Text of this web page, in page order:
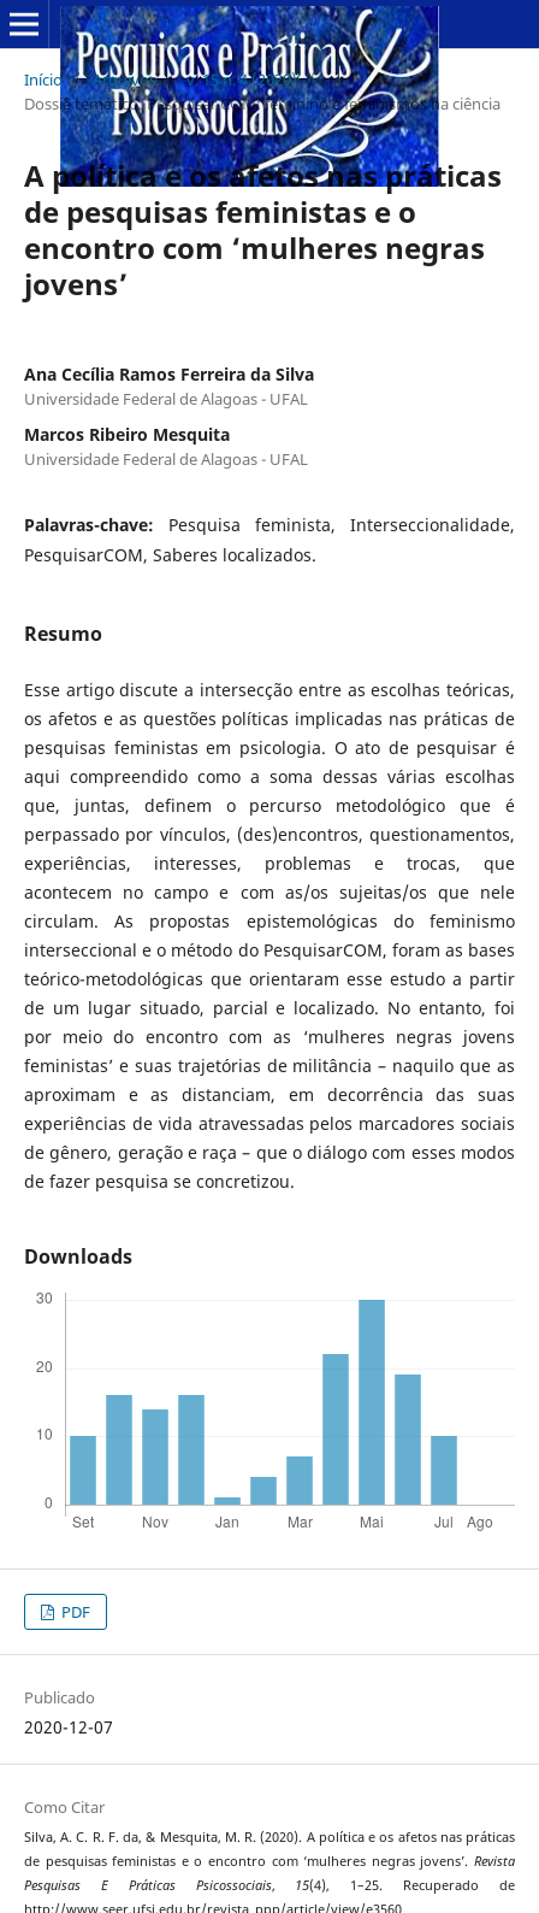
Início / Arquivos / v. 15 n. 4 (2020) /
Dossiê temático: Pesquisar COM: feminino e feminismos na ciência
A política e os afetos nas práticas
de pesquisas feministas e o
encontro com ‘mulheres negras
jovens’
Ana Cecília Ramos Ferreira da Silva
Universidade Federal de Alagoas - UFAL
Marcos Ribeiro Mesquita
Universidade Federal de Alagoas - UFAL
Palavras-chave: Pesquisa feminista, Interseccionalidade,
PesquisarCOM, Saberes localizados.
Resumo
Esse artigo discute a intersecção entre as escolhas teóricas,
os afetos e as questões políticas implicadas nas práticas de
pesquisas feministas em psicologia. O ato de pesquisar é
aqui compreendido como a soma dessas várias escolhas
que, juntas, definem o percurso metodológico que é
perpassado por vínculos, (des)encontros, questionamentos,
experiências, interesses, problemas e trocas, que
acontecem no campo e com as/os sujeitas/os que nele
circulam. As propostas epistemológicas do feminismo
interseccional e o método do PesquisarCOM, foram as bases
teórico-metodológicas que orientaram esse estudo a partir
de um lugar situado, parcial e localizado. No entanto, foi
por meio do encontro com as ‘mulheres negras jovens
feministas’ e suas trajetórias de militância – naquilo que as
aproximam e as distanciam, em decorrência das suas
experiências de vida atravessadas pelos marcadores sociais
de gênero, geração e raça – que o diálogo com esses modos
de fazer pesquisa se concretizou.
Downloads
PDF
Publicado
2020-12-07
Como Citar
Silva, A. C. R. F. da, & Mesquita, M. R. (2020). A política e os afetos nas práticas
de pesquisas feministas e o encontro com ‘mulheres negras jovens’.Revista
Pesquisas E Práticas Psicossociais, 15(4), 1–25. Recuperado de
http://www.seer.ufsj.edu.br/revista_ppp/article/view/e3560